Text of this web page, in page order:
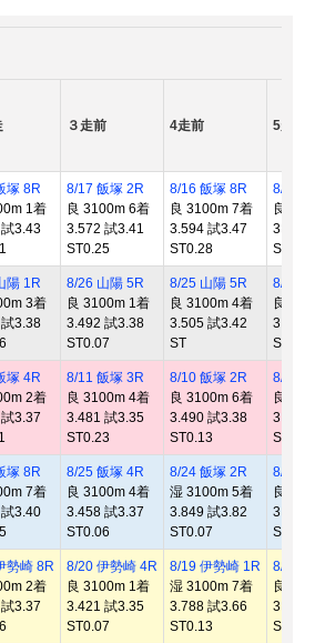
３走前 4走前 5走前
塚 8R
1着
3.43
8/17 飯塚 2R
良 3100m 6着
3.572 試3.41
ST0.25
8/16 飯塚 8R
良 3100m 7着
3.594 試3.47
ST0.28
8/9 山
良
3.400
ST0.08
陽 1R
3着
3.38
8/26 山陽 5R
良 3100m 1着
3.492 試3.38
ST0.07
8/25 山陽 5R
良 3100m 4着
3.505 試3.42
ST
8/19
良
3.532
ST0.10
塚 4R
2着
3.37
8/11 飯塚 3R
良 3100m 4着
3.481 試3.35
ST0.23
8/10 飯塚 2R
良 3100m 6着
3.490 試3.38
ST0.13
8/5 飯
良
3.466
ST0.20
塚 8R
7着
3.40
8/25 飯塚 4R
良 3100m 4着
3.458 試3.37
ST0.06
8/24 飯塚 2R
湿 3100m 5着
3.849 試3.82
ST0.07
8/23
良
3.466
ST0.11
勢崎 8R
2着
3.37
8/20 伊勢崎 4R
良 3100m 1着
3.421 試3.35
ST0.07
8/19 伊勢崎 1R
湿 3100m 7着
3.788 試3.66
ST0.13
8/15
良
3.429
ST0.03